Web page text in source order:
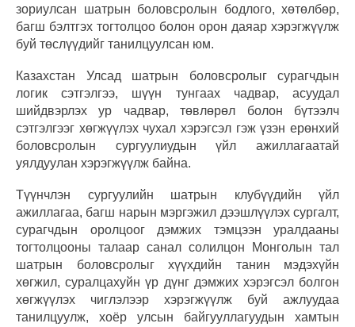
зориулсан шатрын боловсролын бодлого, хөтөлбөр,
багш бэлтгэх тогтолцоо болон орон даяар хэрэгжүүлж
буй төслүүдийг танилцуулсан юм.
Казахстан Улсад шатрын боловсролыг сурагчдын
логик сэтгэлгээ, шүүн тунгаах чадвар, асуудал
шийдвэрлэх ур чадвар, төвлөрөл болон бүтээлч
сэтгэлгээг хөгжүүлэх чухал хэрэгсэл гэж үзэн ерөнхий
боловсролын сургуулиудын үйл ажиллагаатай
уялдуулан хэрэгжүүлж байна.
Түүнчлэн сургуулийн шатрын клубүүдийн үйл
ажиллагаа, багш нарын мэргэжил дээшлүүлэх сургалт,
сурагчдын оролцоог дэмжих тэмцээн уралдааны
тогтолцооны талаар санал солилцон Монголын тал
шатрын боловсролыг хүүхдийн танин мэдэхүйн
хөгжил, суралцахуйн үр дүнг дэмжих хэрэгсэл болгон
хөгжүүлэх чиглэлээр хэрэгжүүлж буй ажлуудаа
танилцуулж, хоёр улсын байгууллагуудын хамтын